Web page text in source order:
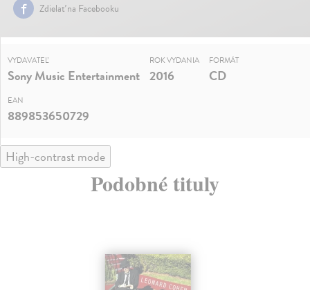
Zdielať na Facebooku
VYDAVATEĽ
Sony Music Entertainment
ROK VYDANIA
2016
FORMÁT
CD
EAN
889853650729
High-contrast mode
Podobné tituly